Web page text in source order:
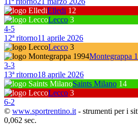
Elledi 12
Lecco 3
4-5
12ª ritorno11 aprile 2026
Lecco 3
Montegrappa
3-3
13ª ritorno18 aprile 2026
Saints Milano 14
Lecco 3
6-2
© www.sportrentino.it - strumenti per i
0,062 sec.